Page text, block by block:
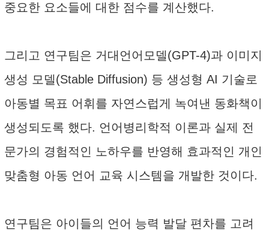
중요한 요소들에 대한 점수를 계산했다.
그리고 연구팀은 거대언어모델(GPT-4)과 이미지
생성 모델(Stable Diffusion) 등 생성형 AI 기술로
아동별 목표 어휘를 자연스럽게 녹여낸 동화책이
생성되도록 했다. 언어병리학적 이론과 실제 전
문가의 경험적인 노하우를 반영해 효과적인 개인
맞춤형 아동 언어 교육 시스템을 개발한 것이다.
연구팀은 아이들의 언어 능력 발달 편차를 고려